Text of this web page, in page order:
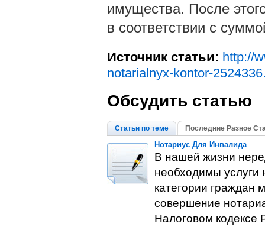
имущества. После
в соответствии с
Источник статьи: http://
notarialnyx-kontor-
Обсудить статью
Статьи по теме Последние Разное
Нотариус Для Инвалида
В нашей жизни
необходимы услуги
категории граждан
совершение
Налоговом кодексе